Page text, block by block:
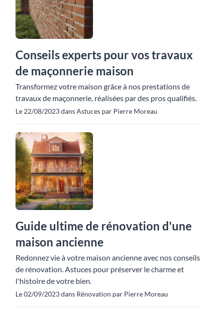
Conseils experts pour vos travaux
de maçonnerie maison
Transformez votre maison grâce à nos prestations de
travaux de maçonnerie, réalisées par des pros qualifiés.
Le 22/08/2023 dans Astuces par Pierre Moreau
Guide ultime de rénovation d'une
maison ancienne
Redonnez vie à votre maison ancienne avec nos conseils
de rénovation. Astuces pour préserver le charme et
l'histoire de votre bien.
Le 02/09/2023 dans Rénovation par Pierre Moreau